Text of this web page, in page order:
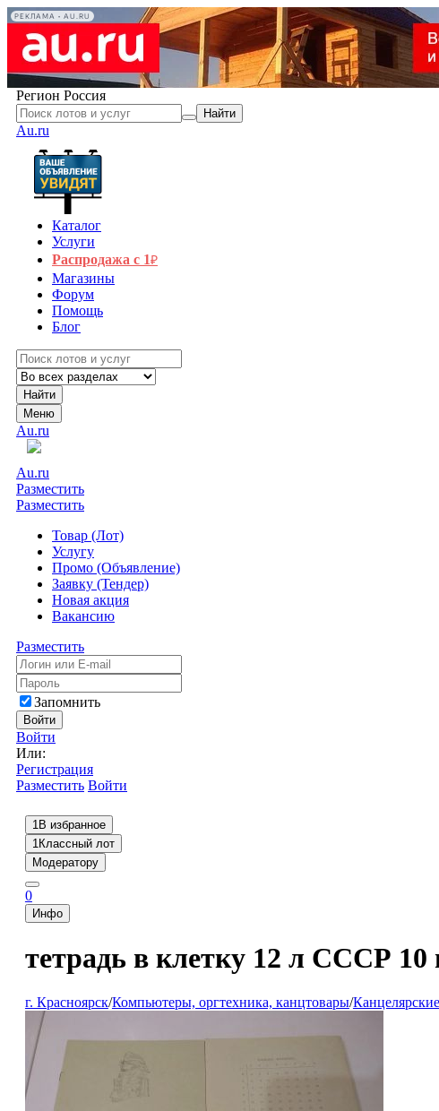
РЕКЛАМА • AU.RU
Регион Россия
Найти
Au.ru
Каталог
Услуги
Распродажа с 1₽
Магазины
Форум
Помощь
Блог
Найти
Меню
Au.ru
Au.ru
Разместить
Разместить
Товар (Лот)
Услугу
Промо (Объявление)
Заявку (Тендер)
Новая акция
Вакансию
Разместить
Запомнить
Войти
Войти
Или:
Регистрация
Разместить Войти
1В избранное
1Классный лот
Модератору
0
Инфо
тетрадь в клетку 12 л СССР
г. Красноярск/Компьютеры, оргтехника, канцтовары/